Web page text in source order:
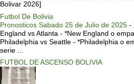
Bolivar 2026]
Futbol De Bolivia
Pronosticos Sabado 25 de Julio de 2025 -
England vs Atlanta - *New England o
Philadelphia vs Seattle - *Philadelphia o
serie ...
FUTBOL DE ASCENSO BOLIVIA